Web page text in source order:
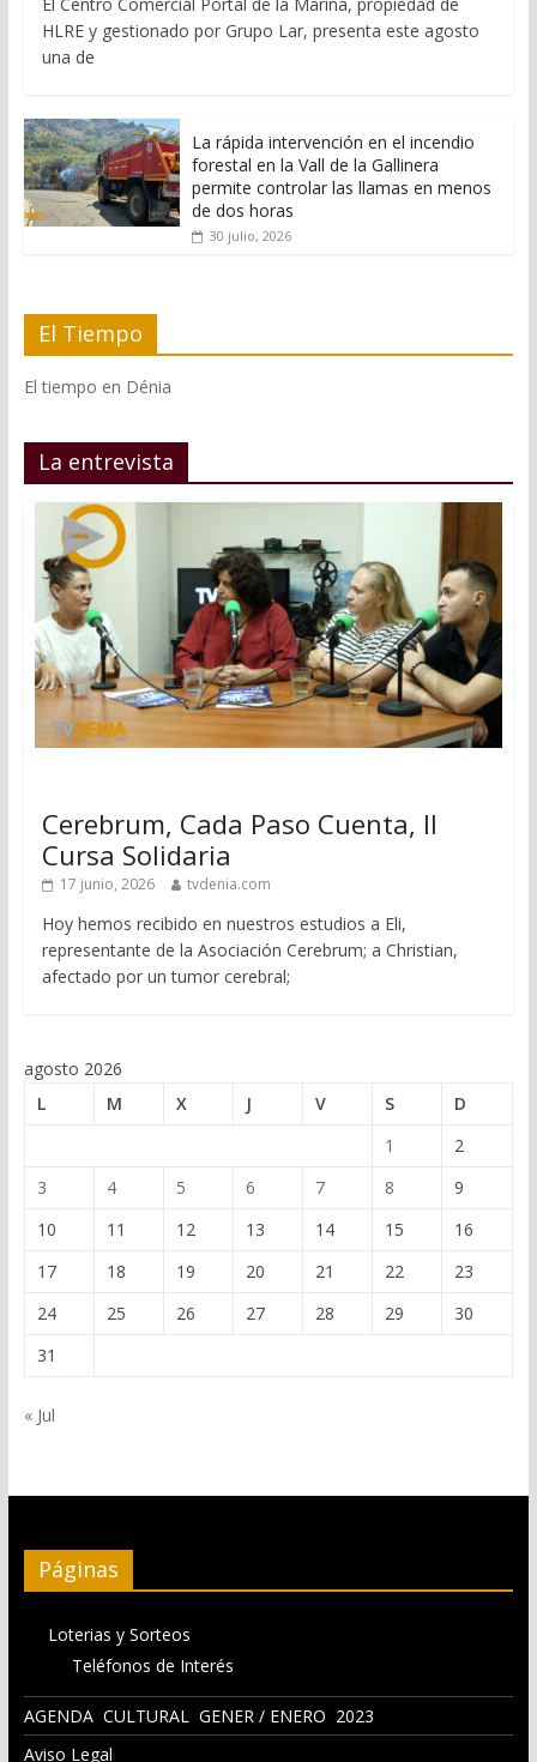
HLRE y gestionado por Grupo Lar, presenta este agosto
una de
La rápida intervención en el incendio
forestal en la Vall de la Gallinera
permite controlar las llamas en menos
de dos horas
30 julio, 2026
El Tiempo
El tiempo en Dénia
La entrevista
Cerebrum, Cada Paso Cuenta, II
Cursa Solidaria
17 junio, 2026 tvdenia.com
Hoy hemos recibido en nuestros estudios a Eli,
representante de la Asociación Cerebrum; a Christian,
afectado por un tumor cerebral;
agosto 2026
L
M X J V S
D
1
2
3
4 5 6 7 8
9
10
11 12 13 14 15
16
17
18 19 20 21 22
23
24
25 26 27 28 29
30
31
« Jul
Páginas
Loterias y Sorteos
Teléfonos de Interés
AGENDA CULTURAL GENER / ENERO 2023
Aviso Legal